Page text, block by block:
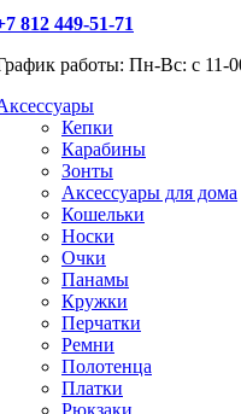
812 449-51-71
работы: Пн-Вс: с 11-
Кепки
Карабины
Зонты
Аксессуары для дома
Кошельки
Носки
Очки
Панамы
Кружки
Перчатки
Ремни
Полотенца
Платки
Рюкзаки